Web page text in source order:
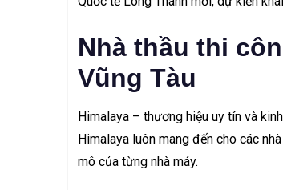
Nhà thầu thi
Vũng Tàu
Himalaya – thương hiệu uy tín và
Himalaya luôn mang đến cho các
mô của từng nhà máy.